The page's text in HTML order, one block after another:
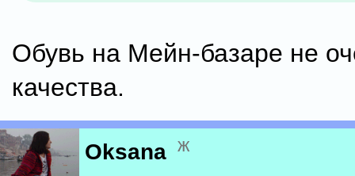
Обувь на Мейн-базаре не
качества.
Oksana ж